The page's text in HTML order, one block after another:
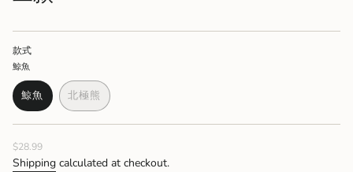
款式
鯨魚
鯨魚
VARIANT
SOLD
OR
UNAVAILABLE
北極熊
VARIANT
SOLD
UNAVAILABLE
Regular
price
$28.99
Shipping calculated at checkout.